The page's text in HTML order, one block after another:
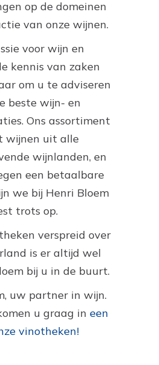
op de domeinen
van onze wijnen.
voor wijn en
kennis van zaken
om u te adviseren
beste wijn- en
Ons assortiment
wijnen uit alle
wijnlanden, en
een betaalbare
we bij Henri Bloem
trots op.
verspreid over
is er altijd wel
bij u in de buurt.
uw partner in wijn.
u graag in een
vinotheken!